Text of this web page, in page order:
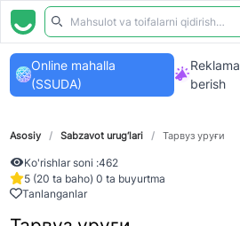
Online mahalla
(SSUDA)
Reklama
berish
Asosiy / Sabzavot urug‘lari / Тарвуз уруғи
Ko'rishlar soni :462
5 (20 ta baho) 0 ta buyurtma
Tanlanganlar